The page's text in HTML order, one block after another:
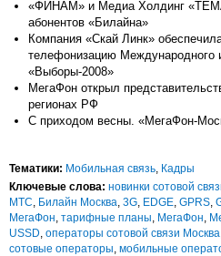
«ФИНАМ» и Медиа Холдинг
абонентов «Билайна»
Компания «Скай Линк»
телефонизацию Международного
«Выборы-2008»
МегаФон открыл
регионах РФ
С приходом весны. «МегаФон-
Тематики: Мобильная связь Кадры
Ключевые слова: новинки сотовой
МТС Билайн Москва 3G EDGE GPRS
МегаФон тарифные планы МегаФон
USSD операторы сотовой связи Москва
сотовые операторы мобильные